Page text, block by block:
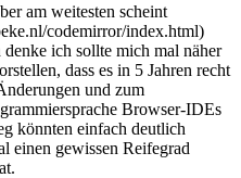
am weitesten scheint
codemirror/index.html)
ich sollte mich mal näher
dass es in 5 Jahren recht
und zum
Browser-IDEs
könnten einfach deutlich
einen gewissen Reifegrad